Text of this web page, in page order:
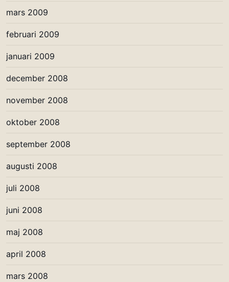
mars 2009
februari 2009
januari 2009
december 2008
november 2008
oktober 2008
september 2008
augusti 2008
juli 2008
juni 2008
maj 2008
april 2008
mars 2008